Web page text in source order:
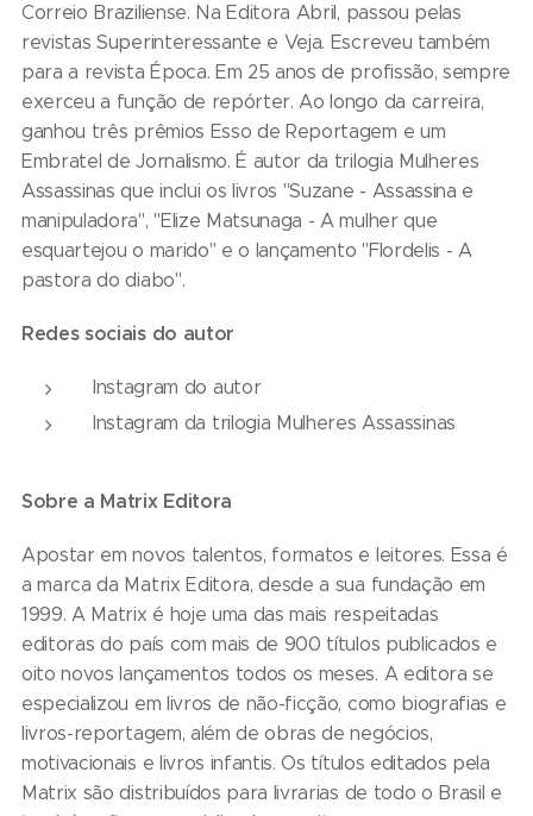
Correio Braziliense. Na Editora Abril, passou pelas
revistas Superinteressante e Veja. Escreveu também
para a revista Época. Em 25 anos de profissão, sempre
exerceu a função de repórter. Ao longo da carreira,
ganhou três prêmios Esso de Reportagem e um
Embratel de Jornalismo. É autor da trilogia Mulheres
Assassinas que inclui os livros "Suzane - Assassina e
manipuladora", "Elize Matsunaga - A mulher que
esquartejou o marido" e o lançamento "Flordelis - A
pastora do diabo".
Redes sociais do autor
Instagram do autor
Instagram da trilogia Mulheres Assassinas
Sobre a Matrix Editora
Apostar em novos talentos, formatos e leitores. Essa é
a marca da Matrix Editora, desde a sua fundação em
1999. A Matrix é hoje uma das mais respeitadas
editoras do país com mais de 900 títulos publicados e
oito novos lançamentos todos os meses. A editora se
especializou em livros de não-ficção, como biografias e
livros-reportagem, além de obras de negócios,
motivacionais e livros infantis. Os títulos editados pela
Matrix são distribuídos para livrarias de todo o Brasil e